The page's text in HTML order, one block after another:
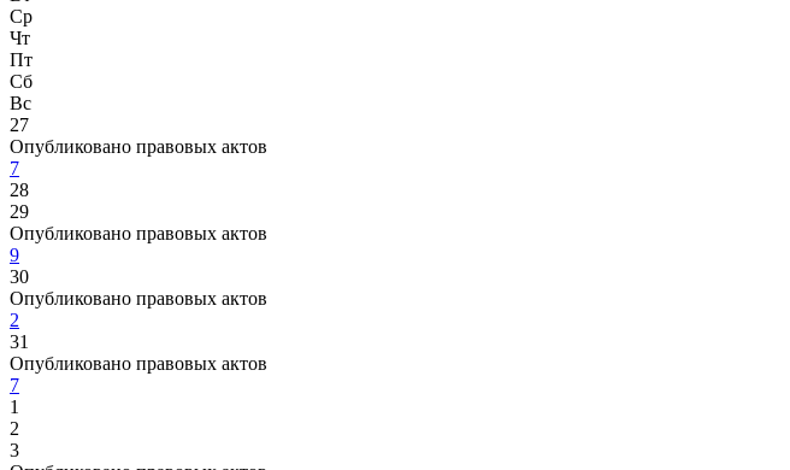
Ср
Чт
Пт
Сб
Вс
27
Опубликовано правовых актов
7
28
29
Опубликовано правовых актов
9
30
Опубликовано правовых актов
2
31
Опубликовано правовых актов
7
1
2
3